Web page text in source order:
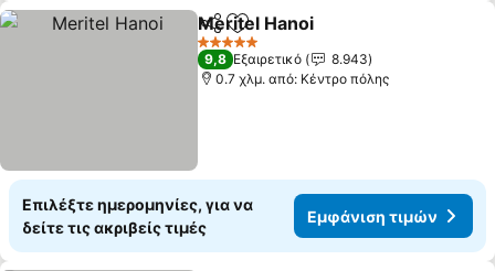
Κοινοποίηση
Προσθήκη στα αγαπημένα
Meritel Hanoi
5 Αστέρια
9,8 Εξαιρετικό
8.943
0.7 χλμ. από: Κέντρο πόλης
Επιλέξτε ημερομηνίες, για να
δείτε τις ακριβείς τιμές
Εμφάνιση τιμών